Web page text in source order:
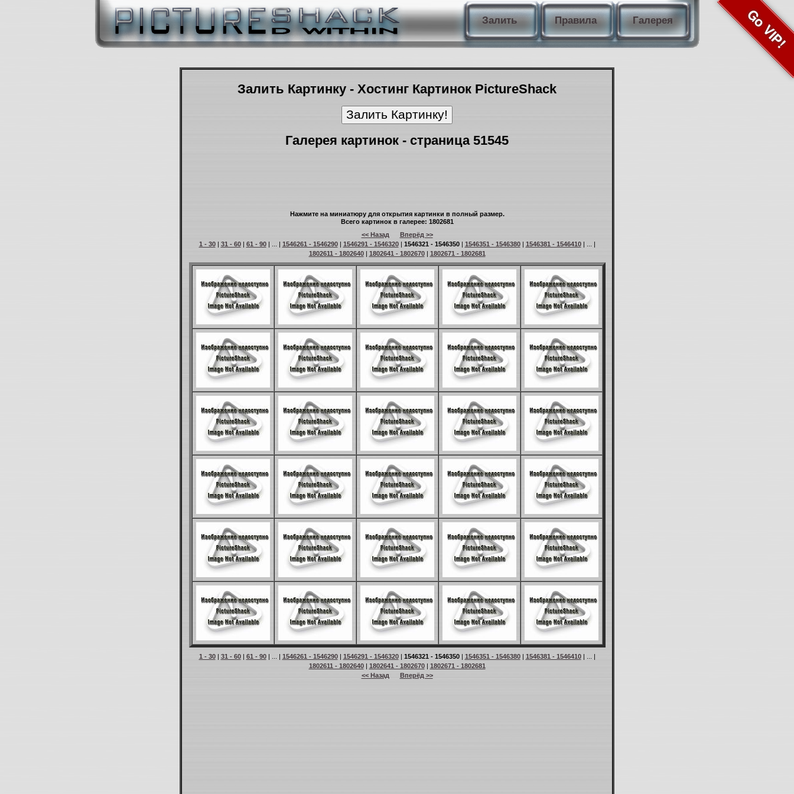
Залить Правила Галерея Go VIP!
Залить Картинку - Хостинг Картинок PictureShack
Галерея картинок - страница 51545
Нажмите на миниатюру для открытия картинки в полный размер.
Всего картинок в галерее: 1802681
<< Назад
Вперёд >>
1 - 30| 31 - 60| 61 - 90| ... | 1546261 - 1546290| 1546291 - 1546320| 1546321 - 1546350| 1546351 - 1546380| 1546381 - 1546410| ... |
1802611 - 1802640| 1802641 - 1802670| 1802671 - 1802681
1 - 30| 31 - 60| 61 - 90| ... | 1546261 - 1546290| 1546291 - 1546320| 1546321 - 1546350| 1546351 - 1546380| 1546381 - 1546410| ... |
1802611 - 1802640| 1802641 - 1802670| 1802671 - 1802681
<< Назад
Вперёд >>